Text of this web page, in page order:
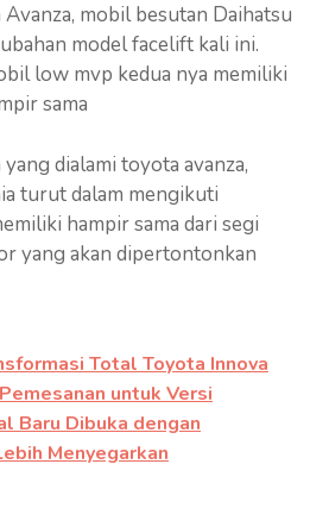
mobil besutan Daihatsu
model facelift kali ini.
low mvp kedua nya memiliki
sama
dialami toyota avanza,
turut dalam mengikuti
hampir sama dari segi
yang akan dipertontonkan
Total Toyota Innova
untuk Versi
Baru Dibuka dengan
Menyegarkan